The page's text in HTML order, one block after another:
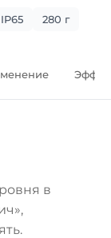
IP65 280 г
в